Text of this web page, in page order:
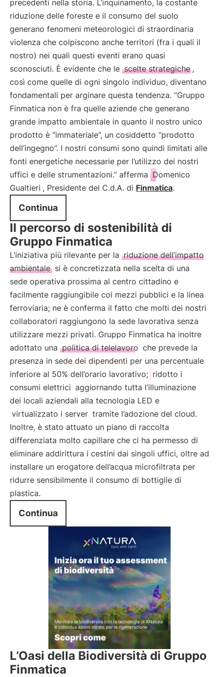
precedenti nella storia. L’inquinamento, la costante
riduzione delle foreste e il consumo del suolo
generano fenomeni meteorologici di straordinaria
violenza che colpiscono anche territori (fra i quali il
nostro) nei quali questi eventi erano quasi
sconosciuti. È evidente che le scelte strategiche ,
così come quelle di ogni singolo individuo, diventano
fondamentali per arginare questa tendenza. “Gruppo
Finmatica non è fra quelle aziende che generano
grande impatto ambientale in quanto il nostro unico
prodotto è “immateriale”, un cosiddetto “prodotto
dell’ingegno”. I nostri consumi sono quindi limitati alle
fonti energetiche necessarie per l’utilizzo dei nostri
uffici e delle strumentazioni.” afferma Domenico
Gualtieri , Presidente del C.d.A. di Finmatica.
Continua
Il percorso di sostenibilità di
Gruppo Finmatica
L’iniziativa più rilevante per la riduzione dell’impatto
ambientale si è concretizzata nella scelta di una
sede operativa prossima al centro cittadino e
facilmente raggiungibile coi mezzi pubblici e la linea
ferroviaria; ne è conferma il fatto che molti dei nostri
collaboratori raggiungono la sede lavorativa senza
utilizzare mezzi privati. Gruppo Finmatica ha inoltre
adottato una politica di telelavoro che prevede la
presenza in sede dei dipendenti per una percentuale
inferiore al 50% dell’orario lavorativo; ridotto i
consumi elettrici aggiornando tutta l’illuminazione
dei locali aziendali alla tecnologia LED e
virtualizzato i server tramite l’adozione del cloud.
Inoltre, è stato attuato un piano di raccolta
differenziata molto capillare che ci ha permesso di
eliminare addirittura i cestini dai singoli uffici, oltre ad
installare un erogatore dell’acqua microfiltrata per
ridurre sensibilmente il consumo di bottiglie di
plastica.
Continua
L’Oasi della Biodiversità di Gruppo
Finmatica